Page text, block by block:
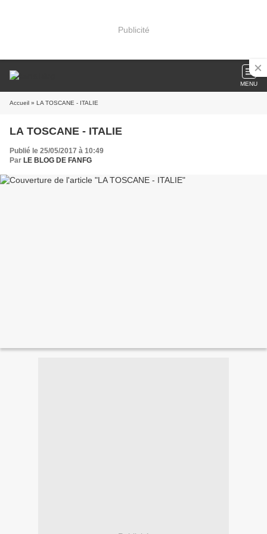
Publicité
MENU
Accueil » LA TOSCANE - ITALIE
LA TOSCANE - ITALIE
Publié le 25/05/2017 à 10:49
Par LE BLOG DE FANFG